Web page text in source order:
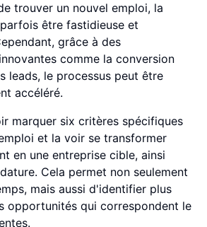
trouver un nouvel emploi, la
être fastidieuse et
grâce à des
comme la conversion
leads, le processus peut être
accéléré.
marquer six critères spécifiques
et la voir se transformer
en une entreprise cible, ainsi
Cela permet non seulement
mais aussi d'identifier plus
opportunités qui correspondent le